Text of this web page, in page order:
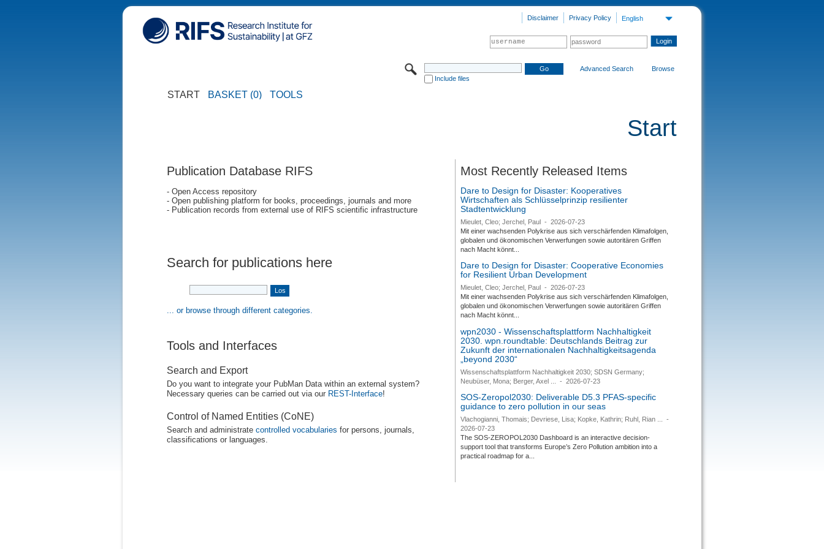
English
Privacy Policy
Disclaimer
Include files
Advanced Search Browse
START BASKET (0) TOOLS
Start
Publication Database RIFS
- Open Access repository
- Open publishing platform for books, proceedings, journals and more
- Publication records from external use of RIFS scientific infrastructure
Search for publications here
... or browse through different categories.
Tools and Interfaces
Search and Export
Do you want to integrate your PubMan Data within an external system?
Necessary queries can be carried out via our REST-Interface!
Control of Named Entities (CoNE)
Search and administrate controlled vocabularies for persons, journals,
classifications or languages.
Most Recently Released Items
Dare to Design for Disaster: Kooperatives
Wirtschaften als Schlüsselprinzip resilienter
Stadtentwicklung
Mieulet, Cleo; Jerchel, Paul -
2026-07-23
Mit einer wachsenden Polykrise aus sich verschärfenden Klimafolgen,
globalen und ökonomischen Verwerfungen sowie autoritären Griffen
nach Macht könnt...
Dare to Design for Disaster: Cooperative Economies
for Resilient Urban Development
Mieulet, Cleo; Jerchel, Paul -
2026-07-23
Mit einer wachsenden Polykrise aus sich verschärfenden Klimafolgen,
globalen und ökonomischen Verwerfungen sowie autoritären Griffen
nach Macht könnt...
wpn2030 - Wissenschaftsplattform Nachhaltigkeit
2030. wpn.roundtable: Deutschlands Beitrag zur
Zukunft der internationalen Nachhaltigkeitsagenda
„beyond 2030“
Wissenschaftsplattform Nachhaltigkeit 2030; SDSN Germany;
Neubüser, Mona; Berger, Axel ...
- 2026-07-23
SOS-Zeropol2030: Deliverable D5.3 PFAS-specific
guidance to zero pollution in our seas
Vlachogianni, Thomais; Devriese, Lisa; Kopke, Kathrin; Ruhl, Rian ...
-
2026-07-23
The SOS-ZEROPOL2030 Dashboard is an interactive decision-
support tool that transforms Europe’s Zero Pollution ambition into a
practical roadmap for a...